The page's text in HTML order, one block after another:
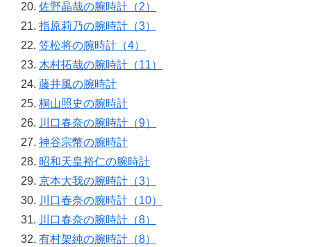
佐野晶哉の腕時計（2）
指原莉乃の腕時計（3）
笠松将の腕時計（4）
木村拓哉の腕時計（11）
藤井風の腕時計
桐山照史の腕時計
川口春奈の腕時計（9）
神谷宗幣の腕時計
昭和天皇裕仁の腕時計
京本大我の腕時計（3）
川口春奈の腕時計（10）
川口春奈の腕時計（8）
有村架純の腕時計（8）